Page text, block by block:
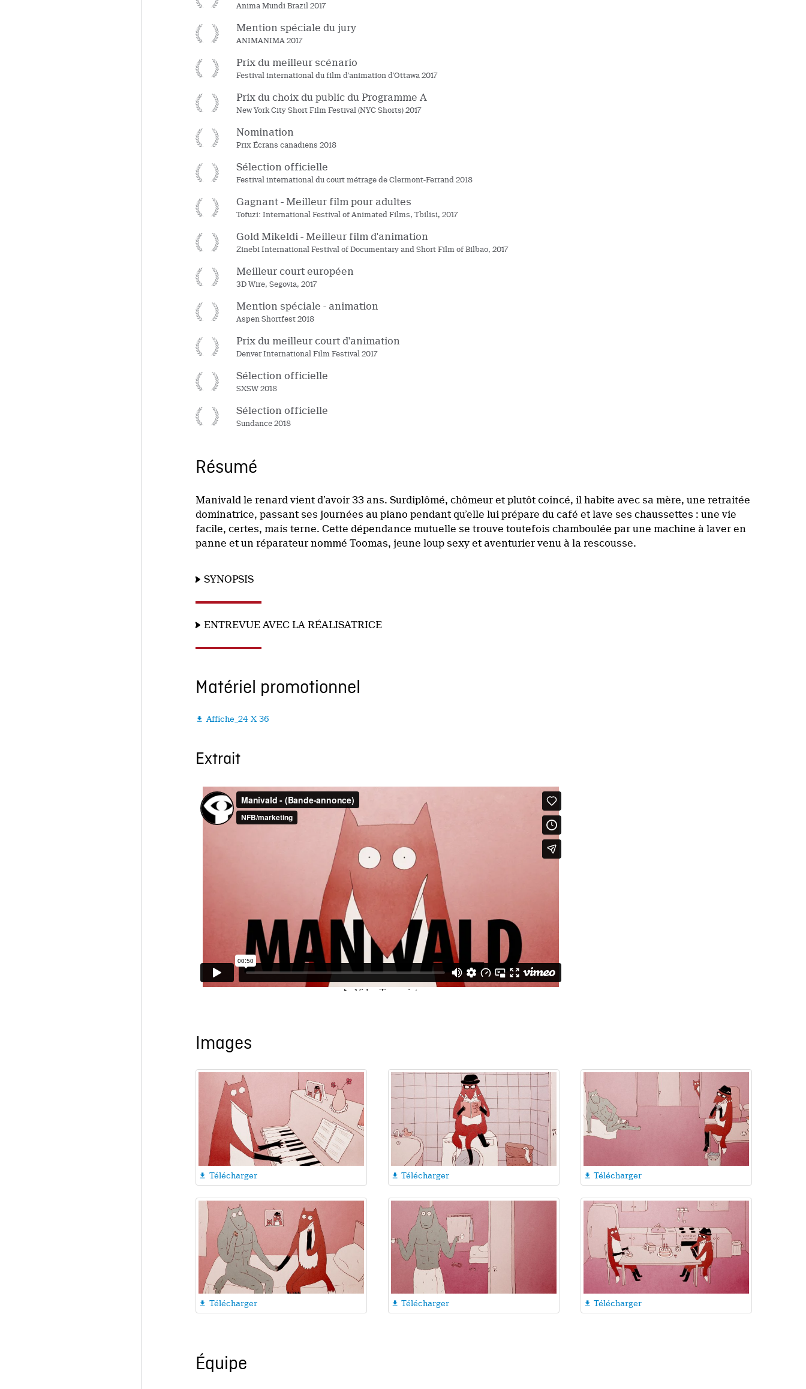
Anima Mundi Brazil 2017
Mention spéciale du jury
ANIMANIMA 2017
Prix du meilleur scénario
Festival international du film d'animation d'Ottawa 2017
Prix du choix du public du Programme A
New York City Short Film Festival (NYC Shorts) 2017
Nomination
Prix Écrans canadiens 2018
Sélection officielle
Festival international du court métrage de Clermont-Ferrand 2018
Gagnant - Meilleur film pour adultes
Tofuzi: International Festival of Animated Films, Tbilisi, 2017
Gold Mikeldi - Meilleur film d'animation
Zinebi International Festival of Documentary and Short Film of Bilbao, 2017
Meilleur court européen
3D Wire, Segovia, 2017
Mention spéciale - animation
Aspen Shortfest 2018
Prix du meilleur court d'animation
Denver International Film Festival 2017
Sélection officielle
SXSW 2018
Sélection officielle
Sundance 2018
Résumé
Manivald le renard vient d’avoir 33 ans. Surdiplômé, chômeur et plutôt coincé, il habite avec sa mère, une retraitée
dominatrice, passant ses journées au piano pendant qu’elle lui prépare du café et lave ses chaussettes : une vie
facile, certes, mais terne. Cette dépendance mutuelle se trouve toutefois chamboulée par une machine à laver en
panne et un réparateur nommé Toomas, jeune loup sexy et aventurier venu à la rescousse.
SYNOPSIS
ENTREVUE AVEC LA RÉALISATRICE
Matériel promotionnel
 Affiche_24 X 36
Extrait
Images
 Télécharger  Télécharger  Télécharger
 Télécharger  Télécharger  Télécharger
Équipe